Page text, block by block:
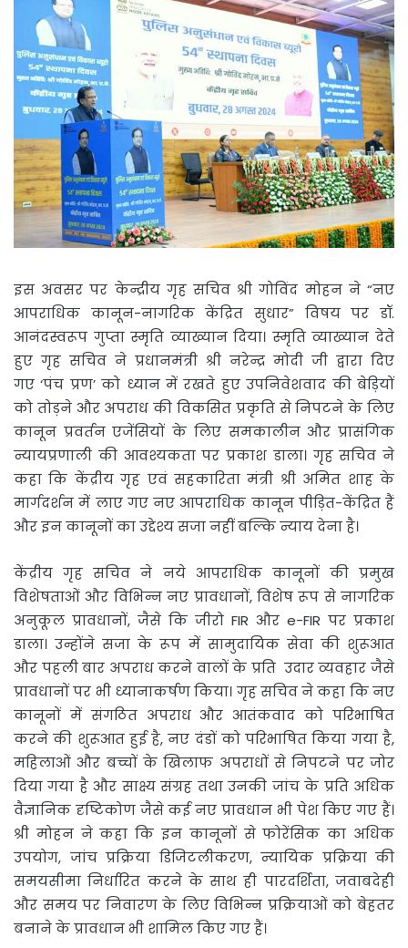
इस अवसर पर केन्द्रीय गृह सचिव श्री गोविंद मोहन ने “नए
आपराधिक कानून-नागरिक केंद्रित सुधार” विषय पर डॉ.
आनंदस्वरूप गुप्ता स्मृति व्याख्यान दिया। स्मृति व्याख्यान देते
हुए गृह सचिव ने प्रधानमंत्री श्री नरेन्द्र मोदी जी द्वारा दिए
गए ‘पंच प्रण’ को ध्यान में रखते हुए उपनिवेशवाद की बेड़ियों
को तोड़ने और अपराध की विकसित प्रकृति से निपटने के लिए
कानून प्रवर्तन एजेंसियों के लिए समकालीन और प्रासंगिक
न्यायप्रणाली की आवश्यकता पर प्रकाश डाला। गृह सचिव ने
कहा कि केंद्रीय गृह एवं सहकारिता मंत्री श्री अमित शाह के
मार्गदर्शन में लाए गए नए आपराधिक कानून पीड़ित-केंद्रित हैं
और इन कानूनों का उद्देश्य सजा नहीं बल्कि न्याय देना है।
केंद्रीय गृह सचिव ने नये आपराधिक कानूनों की प्रमुख
विशेषताओं और विभिन्न नए प्रावधानों, विशेष रूप से नागरिक
अनुकूल प्रावधानों, जैसे कि जीरो FIR और e-FIR पर प्रकाश
डाला। उन्होंने सजा के रूप में सामुदायिक सेवा की शुरूआत
और पहली बार अपराध करने वालों के प्रति उदार व्यवहार जैसे
प्रावधानों पर भी ध्यानाकर्षण किया। गृह सचिव ने कहा कि नए
कानूनों में संगठित अपराध और आतंकवाद को परिभाषित
करने की शुरूआत हुई है, नए दंडों को परिभाषित किया गया है,
महिलाओं और बच्चों के खिलाफ अपराधों से निपटने पर जोर
दिया गया है और साक्ष्य संग्रह तथा उनकी जांच के प्रति अधिक
वैज्ञानिक दृष्टिकोण जैसे कई नए प्रावधान भी पेश किए गए हैं।
श्री मोहन ने कहा कि इन कानूनों से फोरेंसिक का अधिक
उपयोग, जांच प्रक्रिया डिजिटलीकरण, न्यायिक प्रक्रिया की
समयसीमा निर्धारित करने के साथ ही पारदर्शिता, जवाबदेही
और समय पर निवारण के लिए विभिन्न प्रक्रियाओं को बेहतर
बनाने के प्रावधान भी शामिल किए गए हैं।